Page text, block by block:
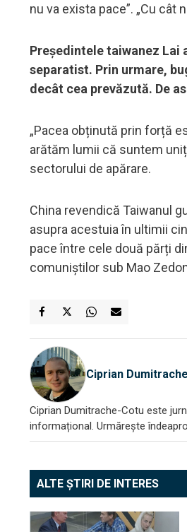
nu va exista pace”. „Cu cât
Președintele taiwanez
separatist. Prin urmare,
decât cea prevăzută. De
„Pacea obținută prin forță
arătăm lumii că suntem
sectorului de apărare.
China revendică Taiwanul
asupra acestuia în ultimii
pace între cele două părți
comuniștilor sub Mao
Ciprian Dumitrache
Ciprian Dumitrache-Cotu este
informațional. Urmărește
ALTE ȘTIRI DE INTERES